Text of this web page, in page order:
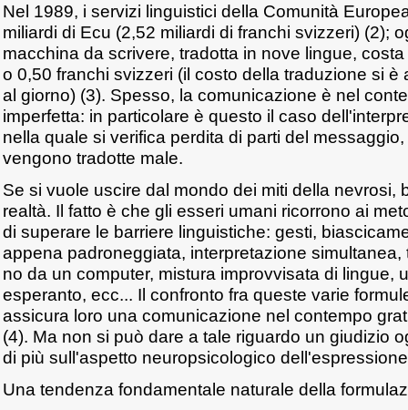
Nel 1989, i servizi linguistici della Comunità
miliardi di Ecu (2,52 miliardi di franchi svizzeri) (2);
macchina da scrivere, tradotta in nove lingue,
o 0,50 franchi svizzeri (il costo della traduzione si è
al giorno) (3). Spesso, la comunicazione è nel
imperfetta: in particolare è questo il caso
nella quale si verifica perdita di parti del
vengono tradotte male.
Se si vuole uscire dal mondo dei miti della nevrosi,
realtà. Il fatto è che gli esseri umani ricorrono ai
di superare le barriere linguistiche: gesti,
appena padroneggiata, interpretazione
no da un computer, mistura improvvisata di lingue,
esperanto, ecc... Il confronto fra queste varie
assicura loro una comunicazione nel contempo
(4). Ma non si può dare a tale riguardo un giudizio
di più sull'aspetto neuropsicologico
Una tendenza fondamentale naturale della